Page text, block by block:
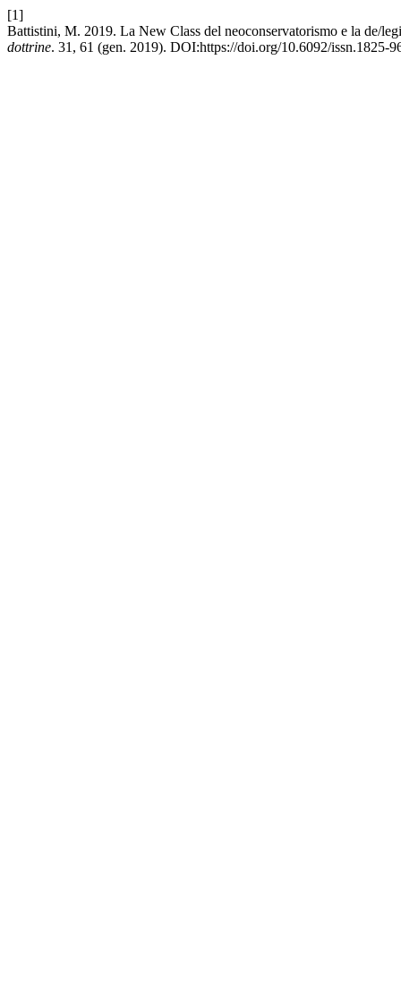
[1]
Battistini, M. 2019. La New Class del neoconservatorismo e la de/
dottrine. 31, 61 (gen. 2019). DOI:https://doi.org/10.6092/issn.1825-